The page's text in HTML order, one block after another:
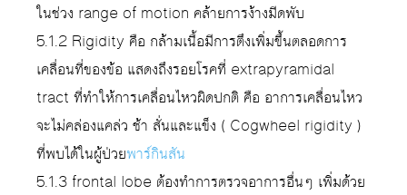
ในช่วง range of motion คล้ายการง้างมีดพับ
5.1.2 Rigidity คือ กล้ามเนื้อมีการตึงเพิ่มขึ้นตลอดการ
เคลื่อนที่ของข้อ แสดงถึงรอยโรคที่ extrapyramidal
tract ที่ทำให้การเคลื่อนไหวผิดปกติ คือ อาการเคลื่อนไหว
จะไม่คล่องแคล่ว ช้า สั่นและแข็ง ( Cogwheel rigidity )
ที่พบได้ในผู้ป่วยพาร์กินสัน
5.1.3 frontal lobe ต้องทำการตรวจอาการอื่นๆ เพิ่มด้วย